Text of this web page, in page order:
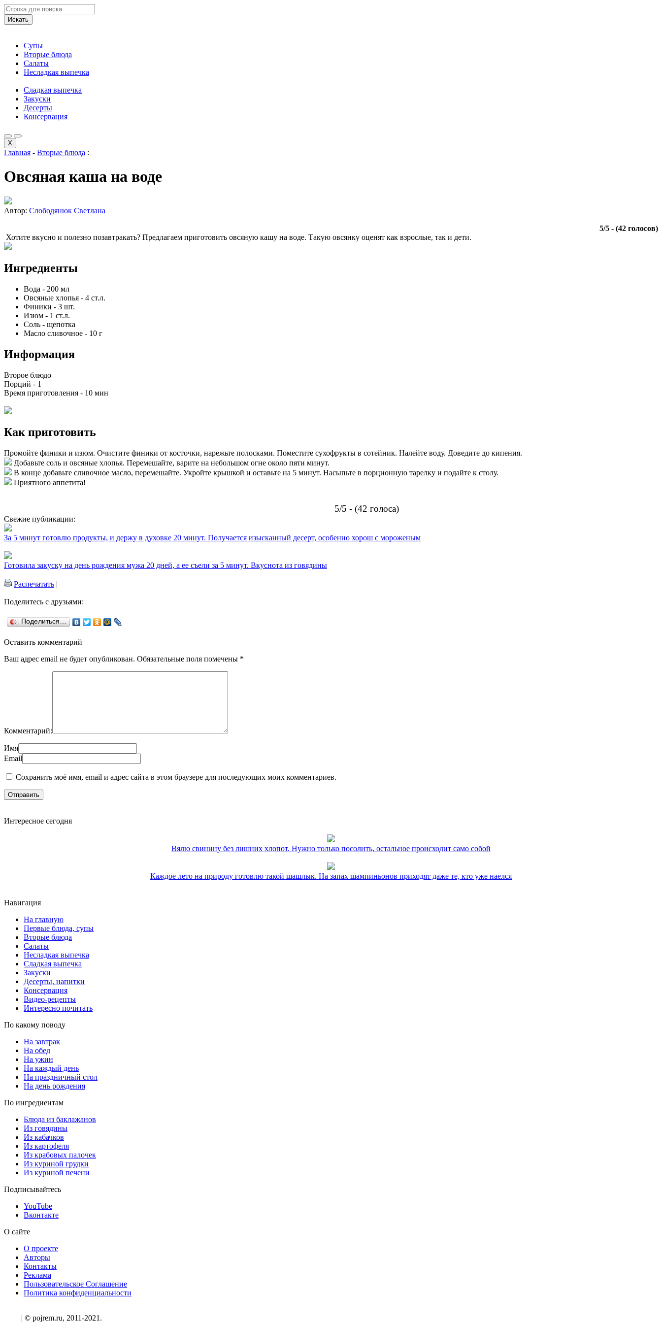
Искать
Супы
Вторые блюда
Салаты
Несладкая выпечка
Сладкая выпечка
Закуски
Десерты
Консервация
X
Главная - Вторые блюда :
Овсяная каша на воде
Автор: Слободянюк Светлана
5/5 - (42 голосов)
Хотите вкусно и полезно позавтракать? Предлагаем приготовить овсяную кашу на воде. Такую овсянку оценят как взрослые, так и дети.
Ингредиенты
Вода - 200 мл
Овсяные хлопья - 4 ст.л.
Финики - 3 шт.
Изюм - 1 ст.л.
Соль - щепотка
Масло сливочное - 10 г
Информация
Второе блюдо
Порций - 1
Время приготовления - 10 мин
Как приготовить
Промойте финики и изюм. Очистите финики от косточки, нарежьте полосками. Поместите сухофрукты в сотейник. Налейте воду. Доведите до кипения.
Добавьте соль и овсяные хлопья. Перемешайте, варите на небольшом огне около пяти минут.
В конце добавьте сливочное масло, перемешайте. Укройте крышкой и оставьте на 5 минут. Насыпьте в порционную тарелку и подайте к столу.
Приятного аппетита!
5/5 - (42 голоса)
Свежие публикации:
За 5 минут готовлю продукты, и держу в духовке 20 минут. Получается изысканный десерт, особенно хорош с мороженым
Готовила закуску на день рождения мужа 20 дней, а ее съели за 5 минут. Вкуснота из говядины
Распечатать |
Поделитесь с друзьями:
Поделиться…
Оставить комментарий
Ваш адрес email не будет опубликован. Обязательные поля помечены *
Комментарий:
Имя
Email
Сохранить моё имя, email и адрес сайта в этом браузере для последующих моих комментариев.
Интересное сегодня
Вялю свинину без лишних хлопот. Нужно только посолить, остальное происходит само собой
Каждое лето на природу готовлю такой шашлык. На запах шампиньонов приходят даже те, кто уже наелся
Навигация
На главную
Первые блюда, супы
Вторые блюда
Салаты
Несладкая выпечка
Сладкая выпечка
Закуски
Десерты, напитки
Консервация
Видео-рецепты
Интересно почитать
По какому поводу
На завтрак
На обед
На ужин
На каждый день
На праздничный стол
На день рождения
По ингредиентам
Блюда из баклажанов
Из говядины
Из кабачков
Из картофеля
Из крабовых палочек
Из куриной грудки
Из куриной печени
Подписывайтесь
YouTube
Вконтакте
О сайте
О проекте
Авторы
Контакты
Реклама
Пользовательское Соглашение
Политика конфиденциальности
| © pojrem.ru, 2011-2021.